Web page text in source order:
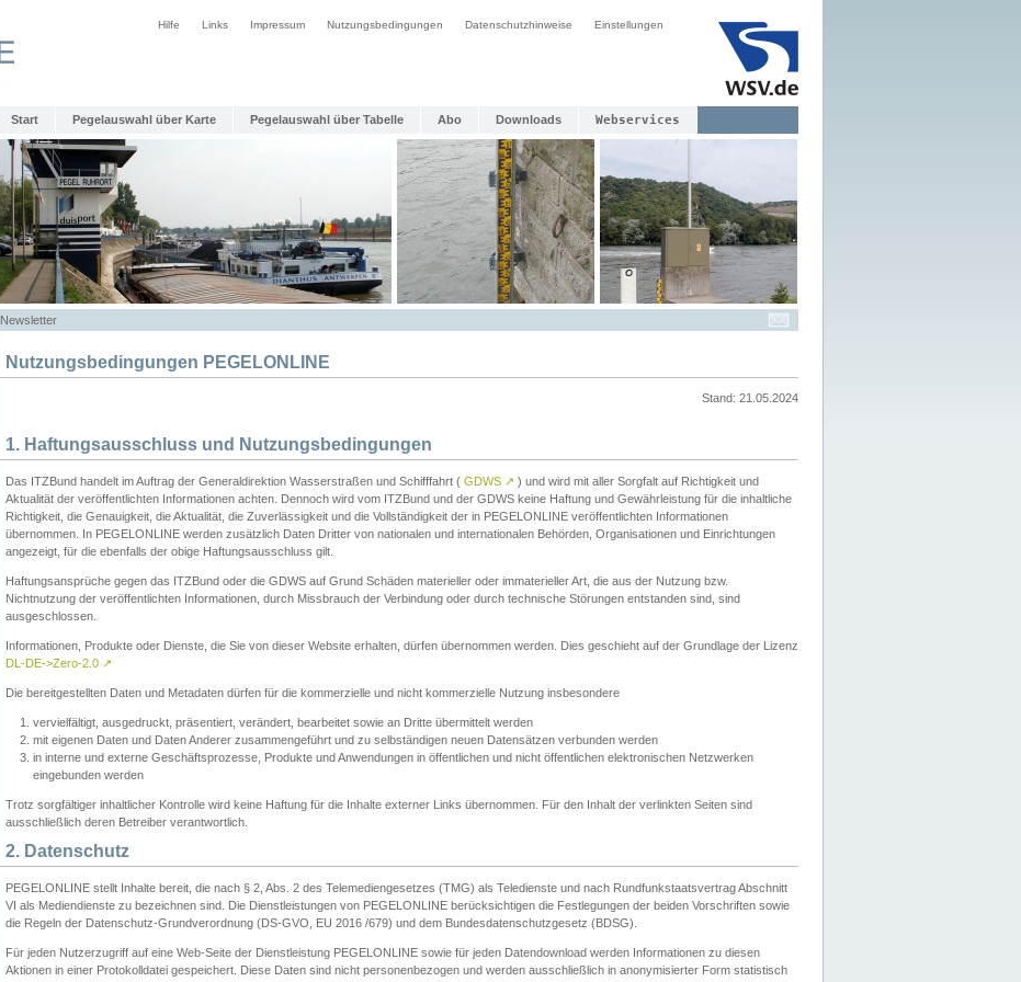
Hilfe Links Impressum Nutzungsbedingungen Datenschutzhinweise Einstellungen
Start Pegelauswahl über Karte Pegelauswahl über Tabelle Abo Downloads Webservices
Newsletter
Nutzungsbedingungen PEGELONLINE
Stand: 21.05.2024
1. Haftungsausschluss und Nutzungsbedingungen
Das ITZBund handelt im Auftrag der Generaldirektion Wasserstraßen und Schifffahrt ( GDWS ↗ ) und wird mit aller Sorgfalt auf Richtigkeit und
Aktualität der veröffentlichten Informationen achten. Dennoch wird vom ITZBund und der GDWS keine Haftung und Gewährleistung für die inhaltliche
Richtigkeit, die Genauigkeit, die Aktualität, die Zuverlässigkeit und die Vollständigkeit der in PEGELONLINE veröffentlichten Informationen
übernommen. In PEGELONLINE werden zusätzlich Daten Dritter von nationalen und internationalen Behörden, Organisationen und Einrichtungen
angezeigt, für die ebenfalls der obige Haftungsausschluss gilt.
Haftungsansprüche gegen das ITZBund oder die GDWS auf Grund Schäden materieller oder immaterieller Art, die aus der Nutzung bzw.
Nichtnutzung der veröffentlichten Informationen, durch Missbrauch der Verbindung oder durch technische Störungen entstanden sind, sind
ausgeschlossen.
Informationen, Produkte oder Dienste, die Sie von dieser Website erhalten, dürfen übernommen werden. Dies geschieht auf der Grundlage der Lizenz
DL-DE->Zero-2.0 ↗
Die bereitgestellten Daten und Metadaten dürfen für die kommerzielle und nicht kommerzielle Nutzung insbesondere
vervielfältigt, ausgedruckt, präsentiert, verändert, bearbeitet sowie an Dritte übermittelt werden
mit eigenen Daten und Daten Anderer zusammengeführt und zu selbständigen neuen Datensätzen verbunden werden
in interne und externe Geschäftsprozesse, Produkte und Anwendungen in öffentlichen und nicht öffentlichen elektronischen Netzwerken
eingebunden werden
Trotz sorgfältiger inhaltlicher Kontrolle wird keine Haftung für die Inhalte externer Links übernommen. Für den Inhalt der verlinkten Seiten sind
ausschließlich deren Betreiber verantwortlich.
2. Datenschutz
PEGELONLINE stellt Inhalte bereit, die nach § 2, Abs. 2 des Telemediengesetzes (TMG) als Teledienste und nach Rundfunkstaatsvertrag Abschnitt
VI als Mediendienste zu bezeichnen sind. Die Dienstleistungen von PEGELONLINE berücksichtigen die Festlegungen der beiden Vorschriften sowie
die Regeln der Datenschutz-Grundverordnung (DS-GVO, EU 2016 /679) und dem Bundesdatenschutzgesetz (BDSG).
Für jeden Nutzerzugriff auf eine Web-Seite der Dienstleistung PEGELONLINE sowie für jeden Datendownload werden Informationen zu diesen
Aktionen in einer Protokolldatei gespeichert. Diese Daten sind nicht personenbezogen und werden ausschließlich in anonymisierter Form statistisch